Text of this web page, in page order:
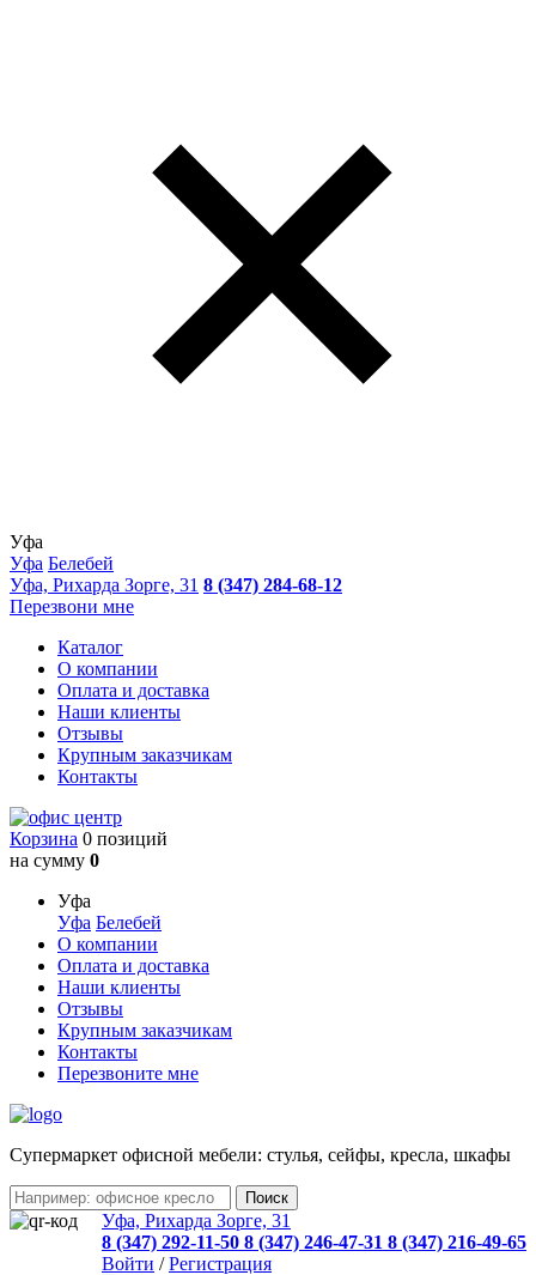
Уфа
Уфа Белебей
Уфа, Рихарда Зорге, 31 8 (347) 284-68-12
Перезвони мне
Каталог
О компании
Оплата и доставка
Наши клиенты
Отзывы
Крупным заказчикам
Контакты
Корзина 0 позиций
на сумму 0
Уфа
Уфа Белебей
О компании
Оплата и доставка
Наши клиенты
Отзывы
Крупным заказчикам
Контакты
Перезвоните мне
Cупермаркет офисной мебели: стулья, сейфы, кресла, шкафы
Уфа, Рихарда Зорге, 31
8 (347) 292-11-50 8 (347) 246-47-31 8 (347) 216-49-65
Войти /Регистрация